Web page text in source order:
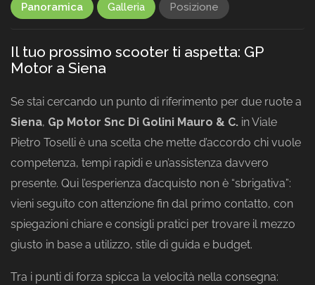
Panoramica Galleria Posizione
Il tuo prossimo scooter ti aspetta: GP
Motor a Siena
Se stai cercando un punto di riferimento per due ruote a
Siena, Gp Motor Snc Di Golini Mauro & C. in Viale
Pietro Toselli è una scelta che mette d’accordo chi vuole
competenza, tempi rapidi e un’assistenza davvero
presente. Qui l’esperienza d’acquisto non è “sbrigativa”:
vieni seguito con attenzione fin dal primo contatto, con
spiegazioni chiare e consigli pratici per trovare il mezzo
giusto in base a utilizzo, stile di guida e budget.
Tra i punti di forza spicca la velocità nella consegna: